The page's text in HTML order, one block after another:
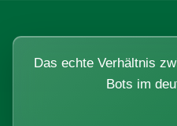
Das echte Verhältnis
Bots im